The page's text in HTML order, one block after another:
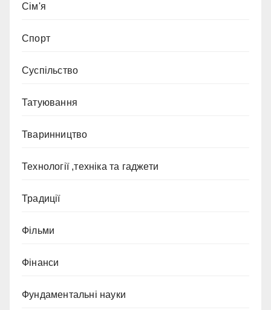
Сім'я
Спорт
Суспільство
Татуювання
Тваринництво
Технології ,техніка та гаджети
Традиції
Фільми
Фінанси
Фундаментальні науки